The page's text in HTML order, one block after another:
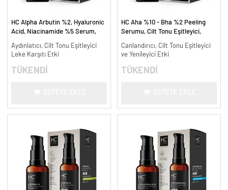
HC Alpha Arbutin %2, Hyaluronic
Acid, Niacinamide %5 Serum,
ml.
Aydınlatıcı, Cilt Tonu Eşitleyici
Leke Karşıtı Etki
TÜKENDİ
HC Aha %10 - Bha %2 Peeling
Serumu, Cilt Tonu Eşitleyici,
Canlandırıcı, Cilt Tonu Eşitleyici
ve Yenileyici Etki
TÜKENDİ